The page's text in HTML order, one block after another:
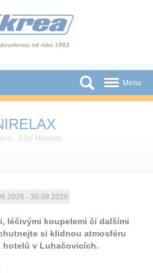
od roku 1963
Menu
, Jižní Morava)
- 30.08.2026
léčivými koupelemi či dalšími
si klidnou atmosféru
v Luhačovicích.